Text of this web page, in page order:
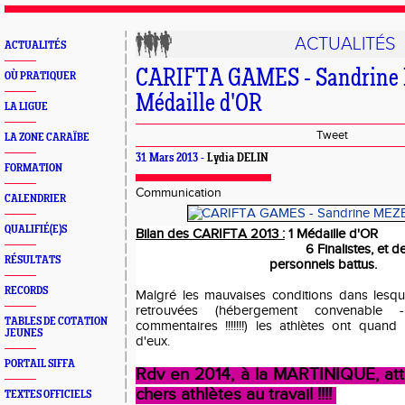
ACTUALITÉS
OÙ PRATIQUER
LA LIGUE
LA ZONE CARAÏBE
FORMATION
CALENDRIER
QUALIFIÉ(E)S
RÉSULTATS
RECORDS
TABLES DE COTATION
JEUNES
PORTAIL SIFFA
TEXTES OFFICIELS
ACTUALITÉS
CARIFTA GAMES - Sandrine
Médaille d'OR
Tweet
31 Mars 2013 - Lydia DELIN
Communication
Bilan des CARIFTA 2013 : 1 Médaille d'OR
6 Finalistes, et
personnels battus.
Malgré les mauvaises conditions dans
retrouvées (hébergement
commentaires !!!!!!!) les athlètes ont
d'eux.
Rdv en 2014, à la MARTINIQUE,
chers athlètes au travail !!!!